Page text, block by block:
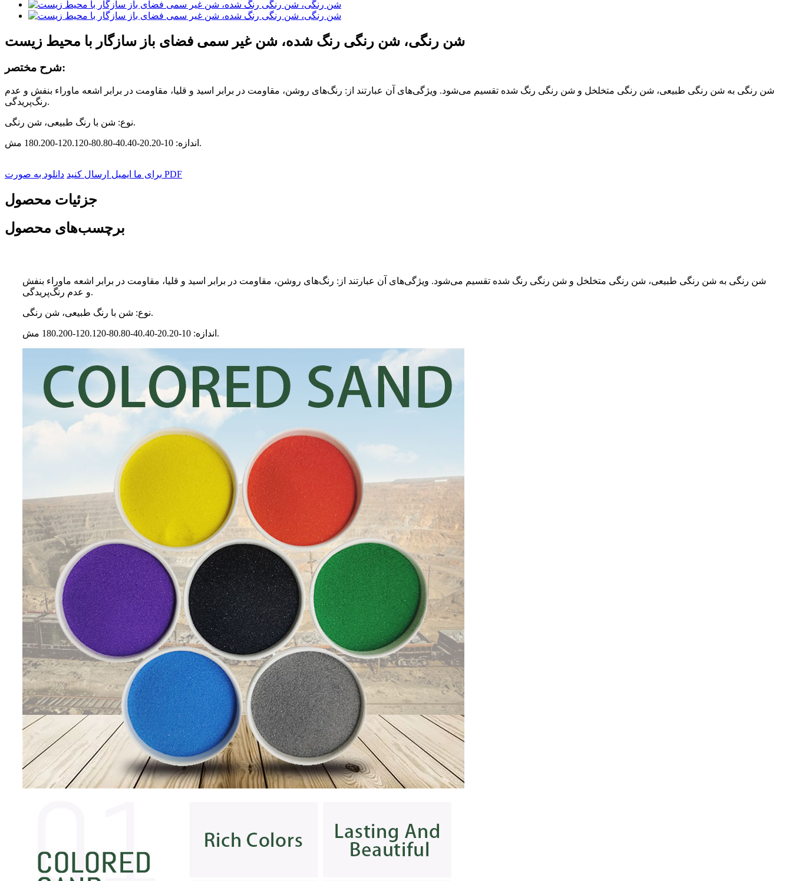
شن رنگی، شن رنگی رنگ شده، شن غیر سمی فضای باز سازگار با محیط زیست
شرح مختصر:
شن رنگی به شن رنگی طبیعی، شن رنگی متخلخل و شن رنگی رنگ شده تقسیم می‌شود. ویژگی‌های آن عبارتند از: رنگ‌های روشن، مقاومت در برابر اسید و قلیا، مقاومت در برابر اشعه ماوراء بنفش و عدم
رنگ‌پریدگی.
نوع: شن با رنگ طبیعی، شن رنگی.
اندازه: 10-20.20-40.40-80.80-120.120-180.200 مش.
برای ما ایمیل ارسال کنید دانلود به صورت PDF
جزئیات محصول
برچسب‌های محصول
شن رنگی به شن رنگی طبیعی، شن رنگی متخلخل و شن رنگی رنگ شده تقسیم می‌شود. ویژگی‌های آن عبارتند از: رنگ‌های روشن، مقاومت در برابر اسید و قلیا، مقاومت در برابر اشعه ماوراء بنفش
و عدم رنگ‌پریدگی.
نوع: شن با رنگ طبیعی، شن رنگی.
اندازه: 10-20.20-40.40-80.80-120.120-180.200 مش.